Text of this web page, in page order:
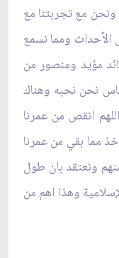
ونحن مع تجربتنا مع
ومما نسمع
مؤيد ومنصور من
نحن نحبه وهناك
انقص من عمرنا
مما بقي من عمرنا
ونعتقد بان طول
وهذا اهم من